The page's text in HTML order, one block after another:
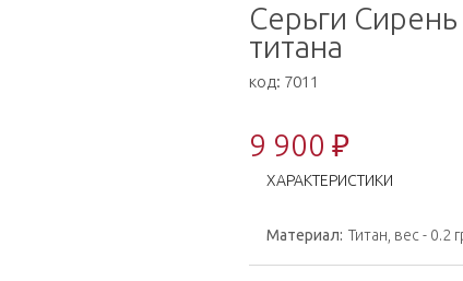
Серьги Сирень
титана
код: 7011
9 900 ₽
ХАРАКТЕРИСТИКИ
Материал: Титан, вес - 0.2